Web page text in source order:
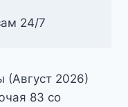
24/7
(Август 2026)
83 со